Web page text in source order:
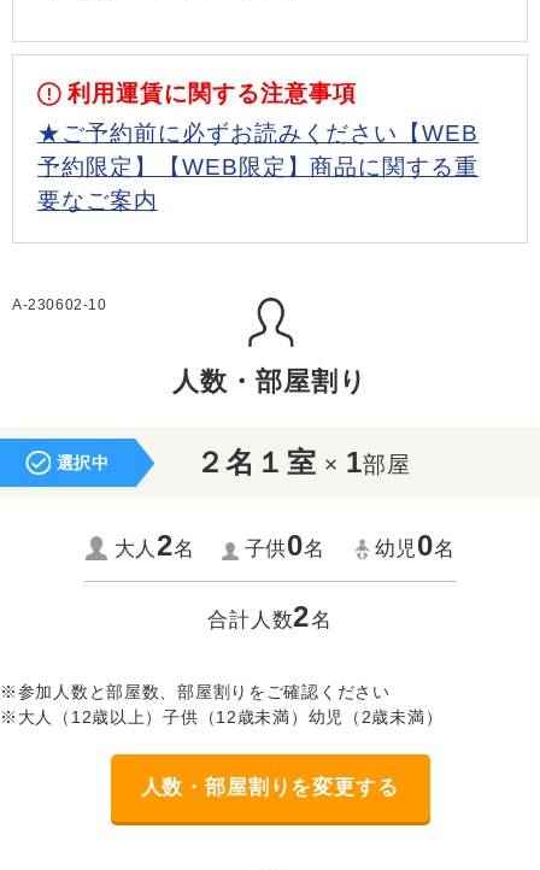
利用運賃に関する注意事項
★ご予約前に必ずお読みください【WEB
予約限定】【WEB限定】商品に関する重
要なご案内
A-230602-10
人数・部屋割り
選択中 ２名１室 × 1部屋
大人2名 子供0名 幼児0名
合計人数2名
※参加人数と部屋数、部屋割りをご確認ください
※大人（12歳以上）子供（12歳未満）幼児（2歳未満）
人数・部屋割りを変更する